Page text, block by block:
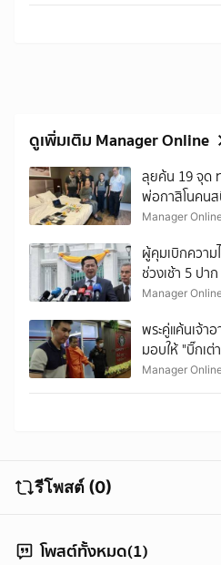
ดูเพิ่มเติม Manager Online
ลุยค้น 19 จุด
พ่อกาสิโนคนส
Manager
ผู้คุมเบิกควา
ช่วงเช้า 5 ปา
ตำรวจ
Manager
พระคู่แค้นเจ้า
มอบให้ "บิ๊กเ
Manager
รีโพสต์ (0)
โพสต์ทั้งหมด(1)